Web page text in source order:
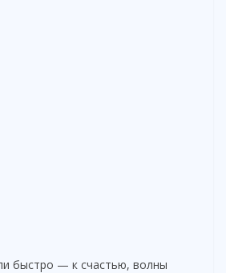
быстро — к счастью, волны